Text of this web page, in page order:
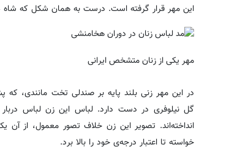
این مهر قرار گرفته است. درست به همان شکل که
مهر یکی از زنان متشخص ایرانی
در این مهر زنی بلند پایه بر صندلی تخت مانندی، که
گل نیلوفری در دست دارد. لباس این زن لباس
انداخته‌اند. تصویر این زن خلاف تصور معمول، از آن
خواسته تا اعتبار درجه‌ی خود را بالا برد.